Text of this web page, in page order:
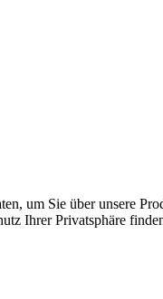
um Sie über unsere
Ihrer Privatsphäre